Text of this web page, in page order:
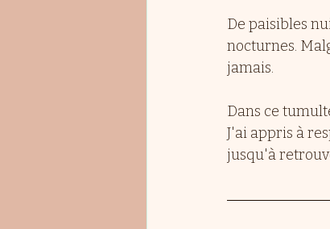
De paisibles
nocturnes.
jamais.
Dans ce
J'ai appris à
jusqu'à